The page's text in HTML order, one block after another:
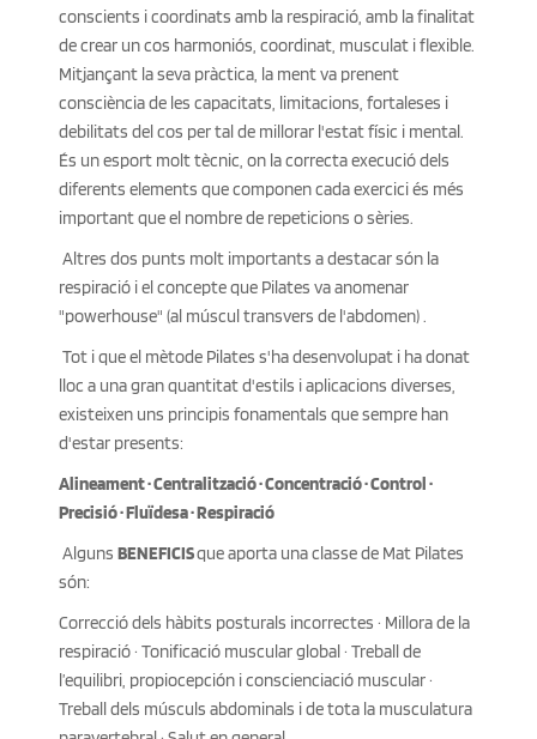
conscients i coordinats amb la respiració, amb la finalitat
de crear un cos harmoniós, coordinat, musculat i flexible.
Mitjançant la seva pràctica, la ment va prenent
consciència de les capacitats, limitacions, fortaleses i
debilitats del cos per tal de millorar l'estat físic i mental.
És un esport molt tècnic, on la correcta execució dels
diferents elements que componen cada exercici és més
important que el nombre de repeticions o sèries.
respiració i el concepte que Pilates va anomenar
"powerhouse" (al múscul transvers de l'abdomen) .
lloc a una gran quantitat d'estils i aplicacions diverses,
existeixen uns principis fonamentals que sempre han
d'estar presents:
Alineament · Centralització · Concentració · Control ·
Precisió · Fluïdesa · Respiració
Alguns BENEFICIS que aporta una classe de Mat Pilates
són:
Correcció dels hàbits posturals incorrectes · Millora de la
respiració · Tonificació muscular global · Treball de
l’equilibri, propiocepción i conscienciació muscular ·
Treball dels músculs abdominals i de tota la musculatura